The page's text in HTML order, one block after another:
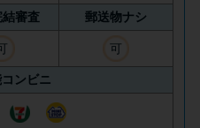
い理由と借りた場合
審査 郵送物ナシ
可
ンビニ